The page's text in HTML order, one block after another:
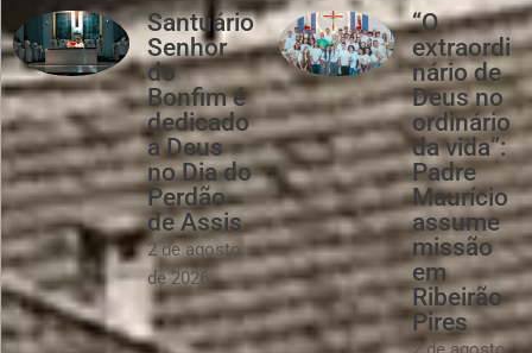
Santuário
Senhor
do
Bonfim é
dedicado
a Deus
no Dia do
Perdão
de Assis
2 de agosto
de 2026
“O
extraordi
nário de
Deus no
ordinário
da vida”:
Padre
Maurício
assume
missão
em
Ribeirão
Pires